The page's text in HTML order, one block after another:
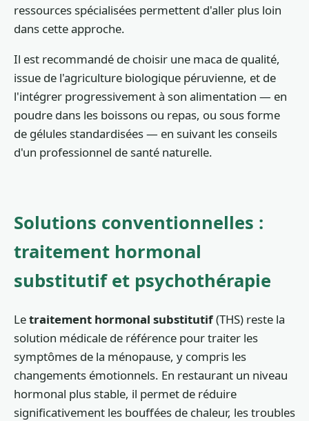
ressources spécialisées permettent d'aller plus loin
dans cette approche.
Il est recommandé de choisir une maca de qualité,
issue de l'agriculture biologique péruvienne, et de
l'intégrer progressivement à son alimentation — en
poudre dans les boissons ou repas, ou sous forme
de gélules standardisées — en suivant les conseils
d'un professionnel de santé naturelle.
Solutions conventionnelles :
traitement hormonal
substitutif et psychothérapie
Letraitement hormonal substitutif(THS) reste la
solution médicale de référence pour traiter les
symptômes de la ménopause, y compris les
changements émotionnels. En restaurant un niveau
hormonal plus stable, il permet de réduire
significativement les bouffées de chaleur, les troubles